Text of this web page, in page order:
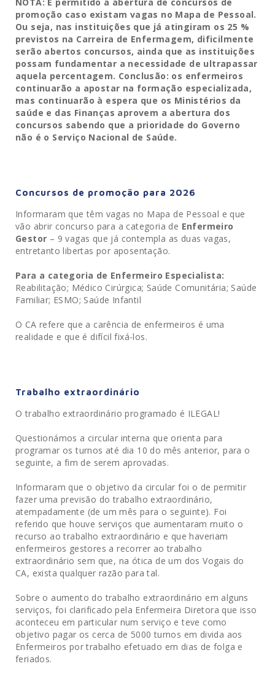
promoção caso existam vagas no Mapa de Pessoal.
Ou seja, nas instituições que já atingiram os 25 %
previstos na Carreira de Enfermagem, dificilmente
serão abertos concursos, ainda que as instituições
possam fundamentar a necessidade de ultrapassar
aquela percentagem. Conclusão: os enfermeiros
continuarão a apostar na formação especializada,
mas continuarão à espera que os Ministérios da
saúde e das Finanças aprovem a abertura dos
concursos sabendo que a prioridade do Governo
não é o Serviço Nacional de Saúde.
Concursos de promoção para 2026
Informaram que têm vagas no Mapa de Pessoal e que
vão abrir concurso para a categoria de Enfermeiro
Gestor – 9 vagas que já contempla as duas vagas,
entretanto libertas por aposentação.
Para a categoria de Enfermeiro Especialista:
Reabilitação; Médico Cirúrgica; Saúde Comunitária; Saúde
Familiar; ESMO; Saúde Infantil
O CA refere que a carência de enfermeiros é uma
realidade e que é difícil fixá-los.
Trabalho extraordinário
O trabalho extraordinário programado é ILEGAL!
Questionámos a circular interna que orienta para
programar os turnos até dia 10 do mês anterior, para o
seguinte, a fim de serem aprovadas.
Informaram que o objetivo da circular foi o de permitir
fazer uma previsão do trabalho extraordinário,
atempadamente (de um mês para o seguinte). Foi
referido que houve serviços que aumentaram muito o
recurso ao trabalho extraordinário e que haveriam
enfermeiros gestores a recorrer ao trabalho
extraordinário sem que, na ótica de um dos Vogais do
CA, exista qualquer razão para tal.
Sobre o aumento do trabalho extraordinário em alguns
serviços, foi clarificado pela Enfermeira Diretora que isso
aconteceu em particular num serviço e teve como
objetivo pagar os cerca de 5000 turnos em divida aos
Enfermeiros por trabalho efetuado em dias de folga e
feriados.